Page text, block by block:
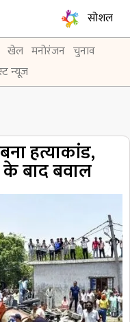
सोशल
खेल मनोरंजन चुनाव
न्यूज़
हत्याकांड,
के बाद बवाल